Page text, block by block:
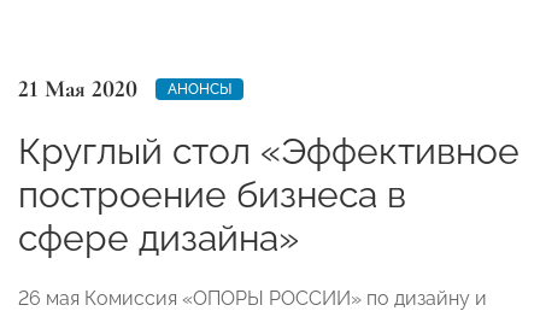
21 Мая 2020 АНОНСЫ
Круглый стол «Эффективное
построение бизнеса в
сфере дизайна»
26 мая Комиссия «ОПОРЫ РОССИИ» по дизайну и